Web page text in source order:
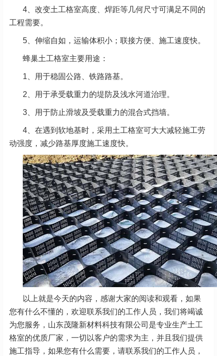
4、改变土工格室高度、焊距等几何尺寸可满足不同的
工程需要。
5、伸缩自如，运输体积小；联接方便、施工速度快。
蜂巢土工格室主要用途：
1、用于稳固公路、铁路路基。
2、用于承受载重力的堤防及浅水河道治理。
3、用于防止滑坡及受载重力的混合式挡墙。
4、在遇到软地基时，采用土工格室可大大减轻施工劳
动强度，减少路基厚度施工速度快。
以上就是今天的内容，感谢大家的阅读和观看，如果
您有什么不懂的，欢迎联系我们的工作人员，我们将竭诚
为您服务，山东茂隆新材料科技有限公司是专业生产土工
格室的优质厂家，一切以客户的需求为主，并且我们提供
施工指导，如果您有什么需要，请联系我们的工作人员，